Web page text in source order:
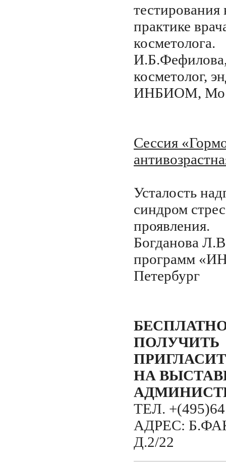
практике
косметолога.
косметолог,
ИНБИОМ,
Сессия
Усталость
синдром
Богданова
программ
Петербург
ПОЛУЧИТЬ
НА
ТЕЛ.
АДРЕС:
Д.2/22